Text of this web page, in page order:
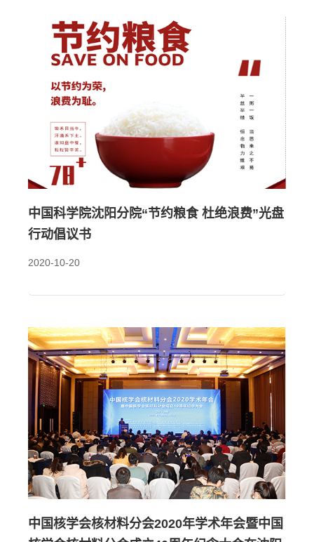
中国科学院沈阳分院“节约粮食 杜绝浪费”光盘
行动倡议书
2020-10-20
中国核学会核材料分会2020年学术年会暨中国